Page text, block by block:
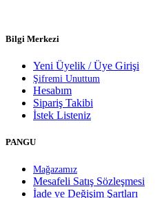
Bilgi Merkezi
Yeni Üyelik / Üye Girişi
Şifremi Unuttum
Hesabım
Sipariş Takibi
İstek Listeniz
PANGU
Mağazamız
Mesafeli Satış Sözleşmesi
İade ve Değişim Şartları